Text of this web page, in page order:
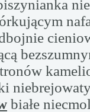
białe